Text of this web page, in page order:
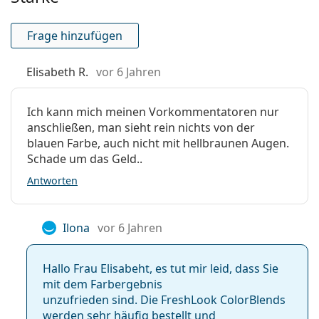
Vorderseite:
Verpackung
Linsen in der Packung:
2
Gewicht:
16 g
Weiteres
Kategorie:
Farblinsen
Sphärische und
asphärische Linsen
Frage hinzufügen
Elisabeth R. vor 6 Jahren
Ich kann mich meinen Vorkommentatoren nur
anschließen, man sieht rein nichts von der
blauen Farbe, auch nicht mit hellbraunen Augen.
Schade um das Geld..
Antworten
Ilona vor 6 Jahren
Hallo Frau Elisabeht, es tut mir leid, dass Sie
mit dem Farbergebnis
unzufrieden sind. Die FreshLook ColorBlends
werden sehr häufig bestellt und